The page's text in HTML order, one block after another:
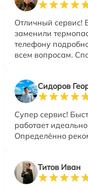
Отличный сервис!
заменили
телефону
всем вопросам.
Сидоров
Супер сервис!
работает
Определённо
Титов Иван